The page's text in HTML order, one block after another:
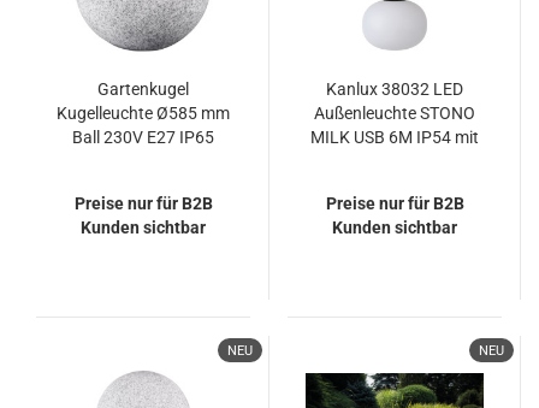
Gartenkugel
Kugelleuchte Ø585 mm
Ball 230V E27 IP65
Stono
Preise nur für B2B
Kunden sichtbar
Kanlux 38032 LED
Außenleuchte STONO
MILK USB 6M IP54 mit
Preise nur für B2B
Kunden sichtbar
NEU NEU